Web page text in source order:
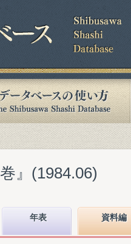
』(1984.06)
年表 資料編